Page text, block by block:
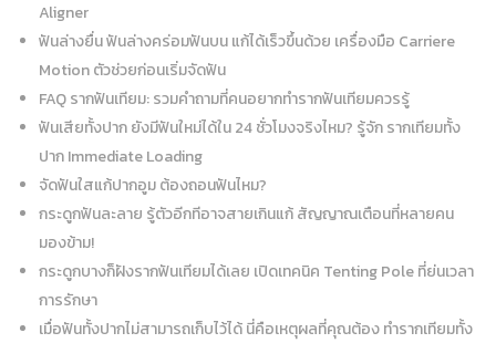
Aligner
ฟันล่างยื่น ฟันล่างคร่อมฟันบน แก้ได้เร็วขึ้นด้วย เครื่องมือ Carriere
Motion ตัวช่วยก่อนเริ่มจัดฟัน
FAQ รากฟันเทียม: รวมคำถามที่คนอยากทำรากฟันเทียมควรรู้
ฟันเสียทั้งปาก ยังมีฟันใหม่ได้ใน 24 ชั่วโมงจริงไหม? รู้จัก รากเทียมทั้ง
ปาก Immediate Loading
จัดฟันใสแก้ปากอูม ต้องถอนฟันไหม?
กระดูกฟันละลาย รู้ตัวอีกทีอาจสายเกินแก้ สัญญาณเตือนที่หลายคน
มองข้าม!
กระดูกบางก็ฝังรากฟันเทียมได้เลย เปิดเทคนิค Tenting Pole ที่ย่นเวลา
การรักษา
เมื่อฟันทั้งปากไม่สามารถเก็บไว้ได้ นี่คือเหตุผลที่คุณต้อง ทำรากเทียมทั้ง